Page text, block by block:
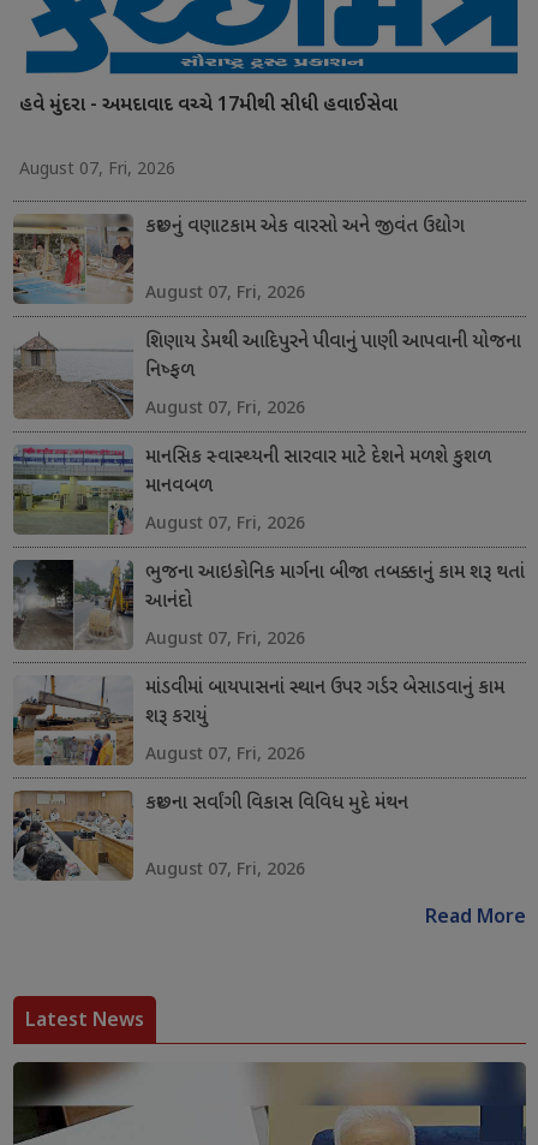
હવે મુંદરા - અમદાવાદ વચ્ચે 17મીથી સીધી હવાઈસેવા
August 07, Fri, 2026
કચ્છનું વણાટકામ એક વારસો અને જીવંત ઉદ્યોગ
August 07, Fri, 2026
શિણાય ડેમથી આદિપુરને પીવાનું પાણી આપવાની યોજના
નિષ્ફળ
August 07, Fri, 2026
માનસિક સ્વાસ્થ્યની સારવાર માટે દેશને મળશે કુશળ
માનવબળ
August 07, Fri, 2026
ભુજના આઇકોનિક માર્ગના બીજા તબક્કાનું કામ શરૂ થતાં
આનંદો
August 07, Fri, 2026
માંડવીમાં બાયપાસનાં સ્થાન ઉપર ગર્ડર બેસાડવાનું કામ
શરૂ કરાયું
August 07, Fri, 2026
કચ્છના સર્વાંગી વિકાસ વિવિધ મુદે મંથન
August 07, Fri, 2026
Read More
Latest News